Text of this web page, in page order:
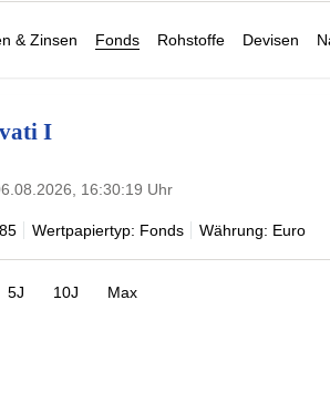
& Zinsen Fonds Rohstoffe Devisen
I
16:30:19 Uhr
Wertpapiertyp: Fonds Währung: Euro
5J 10J Max